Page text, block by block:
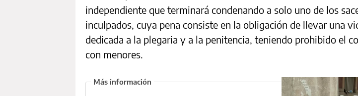
independiente que terminará condenando a solo uno de los
inculpados, cuya pena consiste en la obligación de llevar una
dedicada a la plegaria y a la penitencia, teniendo prohibido el
con menores.